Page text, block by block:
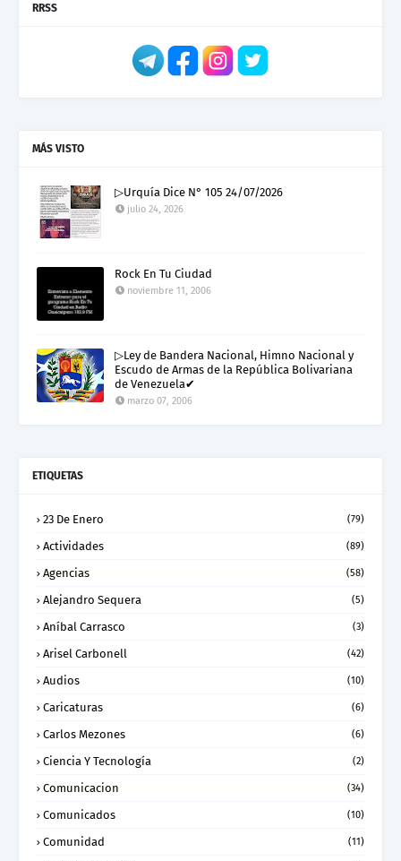
RRSS
MÁS VISTO
▷Urquía Dice N° 105 24/07/2026
julio 24, 2026
Rock En Tu Ciudad
noviembre 11, 2006
▷Ley de Bandera Nacional, Himno Nacional y
Escudo de Armas de la República Bolivariana
de Venezuela✔
marzo 07, 2006
ETIQUETAS
23 De Enero (79)
Actividades (89)
Agencias (58)
Alejandro Sequera (5)
Aníbal Carrasco (3)
Arisel Carbonell (42)
Audios (10)
Caricaturas (6)
Carlos Mezones (6)
Ciencia Y Tecnología (2)
Comunicacion (34)
Comunicados (10)
Comunidad (11)